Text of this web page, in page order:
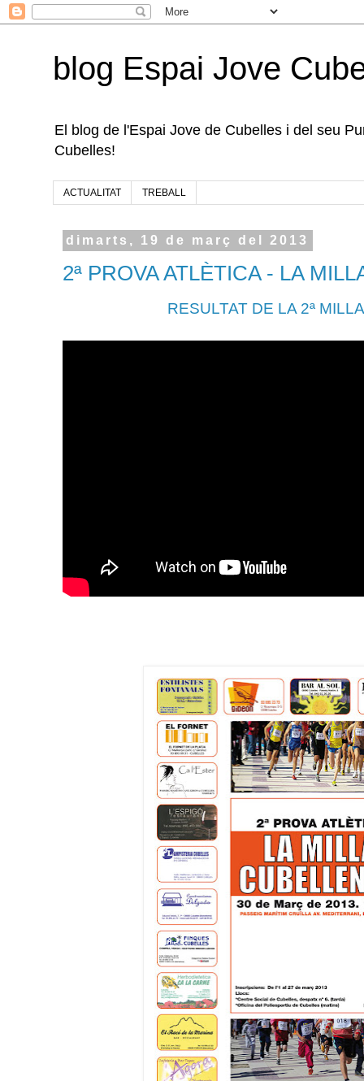
blog Espai Jove
El blog de l'Espai Jove de Cubelles i del seu
Cubelles!
ACTUALITAT TREBALL
dimarts, 19 de març del 2013
2ª PROVA ATLÈTICA - LA
RESULTAT DE LA 2ª